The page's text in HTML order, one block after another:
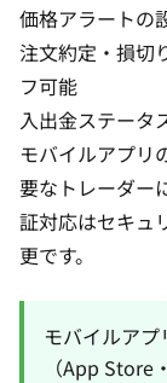
価格アラートの
注文約定・損切
フ可能
入出金ステータ
モバイルアプリ
要なトレーダー
証対応はセキュ
更です。
モバイルア
（App